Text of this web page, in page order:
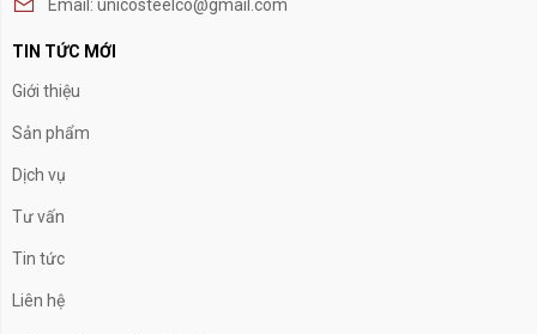
Email: unicosteelco@gmail.com
TIN TỨC MỚI
Giới thiệu
Sản phẩm
Dịch vụ
Tư vấn
Tin tức
Liên hệ